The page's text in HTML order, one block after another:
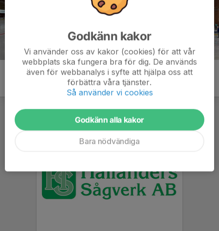
Godkänn kakor
Vi använder oss av kakor (cookies) för att vår
webbplats ska fungera bra för dig. De används
även för webbanalys i syfte att hjälpa oss att
förbättra våra tjänster.
Så använder vi cookies
Godkänn alla kakor
Bara nödvändiga